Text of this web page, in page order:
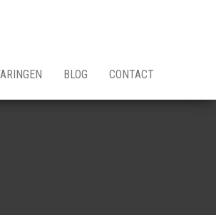
BLOG CONTACT